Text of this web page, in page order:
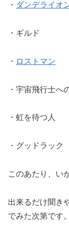
・ ダンデライオ
・ギルド
・ ロストマン
・宇宙飛行士へ
・虹を待つ人
・グッドラック
このあたり、い
出来るだけ聞き
でみた次第です。